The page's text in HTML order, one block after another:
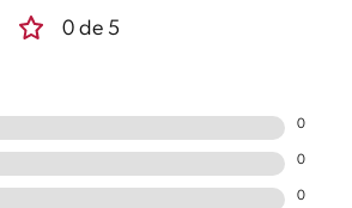
0 de 5
0
0
0